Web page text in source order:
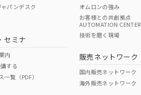
O O
ページへ
ください
パンデスク
セミナ
内
する
覧（PDF）
オムロンの強み
お客様との共創拠点
AUTOMATION CENTER
技術を磨く現場
販売ネットワーク
国内販売ネットワーク
海外販売ネットワーク